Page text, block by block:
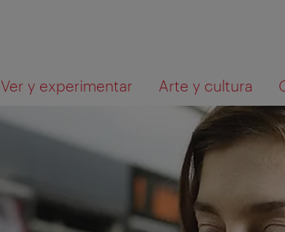
Ver y experimentar Arte y cultura
Qué
está